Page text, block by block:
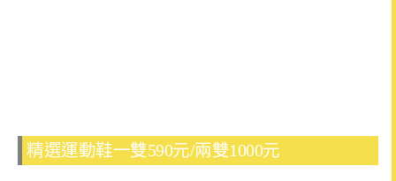
精選運動鞋一雙590元/兩雙1000元